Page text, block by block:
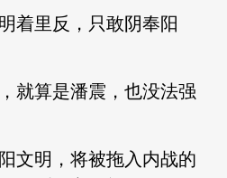
着里反，只敢阴奉阳
就算是潘震，也没法强
文明，将被拖入内战的